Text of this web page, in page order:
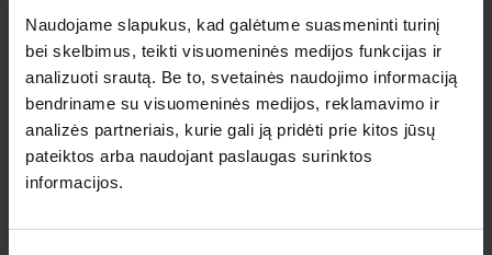
Naudojame slapukus, kad galėtume suasmeninti turinį
bei skelbimus, teikti visuomeninės medijos funkcijas ir
analizuoti srautą. Be to, svetainės naudojimo informaciją
bendriname su visuomeninės medijos, reklamavimo ir
analizės partneriais, kurie gali ją pridėti prie kitos jūsų
pateiktos arba naudojant paslaugas surinktos
informacijos.
-2% nuolaida TIK internetu